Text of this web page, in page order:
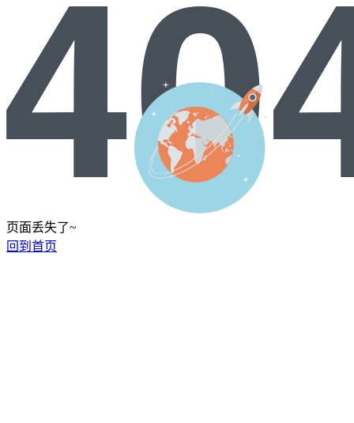
页面丢失了~
回到首页